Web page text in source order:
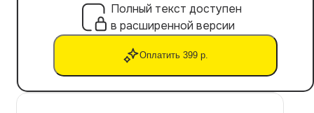
Полный текст доступен
в расширенной версии
Оплатить 399 р.